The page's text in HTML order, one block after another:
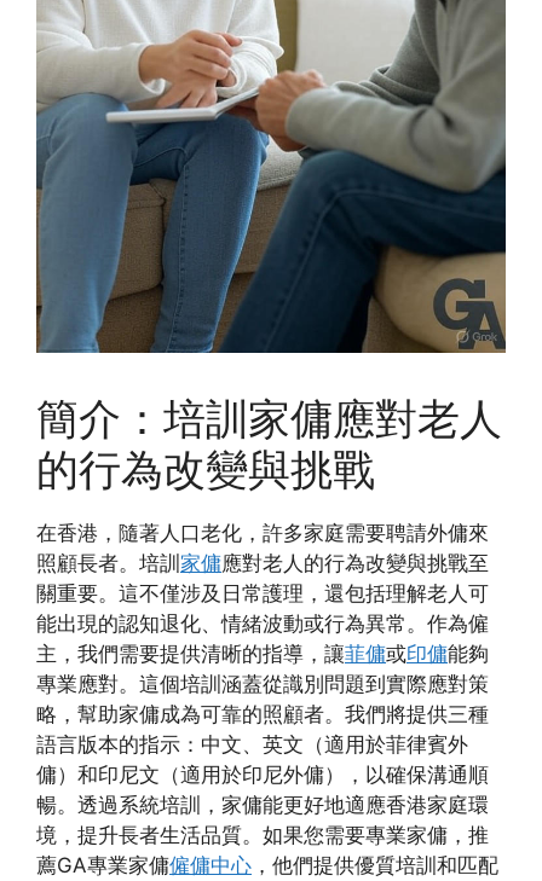
簡介：培訓家傭應對老人
的行為改變與挑戰
在香港，隨著人口老化，許多家庭需要聘請外傭來
照顧長者。培訓 家傭應對老人的行為改變與挑戰至
關重要。這不僅涉及日常護理，還包括理解老人可
能出現的認知退化、情緒波動或行為異常。作為僱
主，我們需要提供清晰的指導，讓菲傭或印傭能夠
專業應對。這個培訓涵蓋從識別問題到實際應對策
略，幫助家傭成為可靠的照顧者。我們將提供三種
語言版本的指示：中文、英文（適用於菲律賓外
傭）和印尼文（適用於印尼外傭），以確保溝通順
暢。透過系統培訓，家傭能更好地適應香港家庭環
境，提升長者生活品質。如果您需要專業家傭，推
薦GA專業家傭僱傭中心 ，他們提供優質培訓和匹配